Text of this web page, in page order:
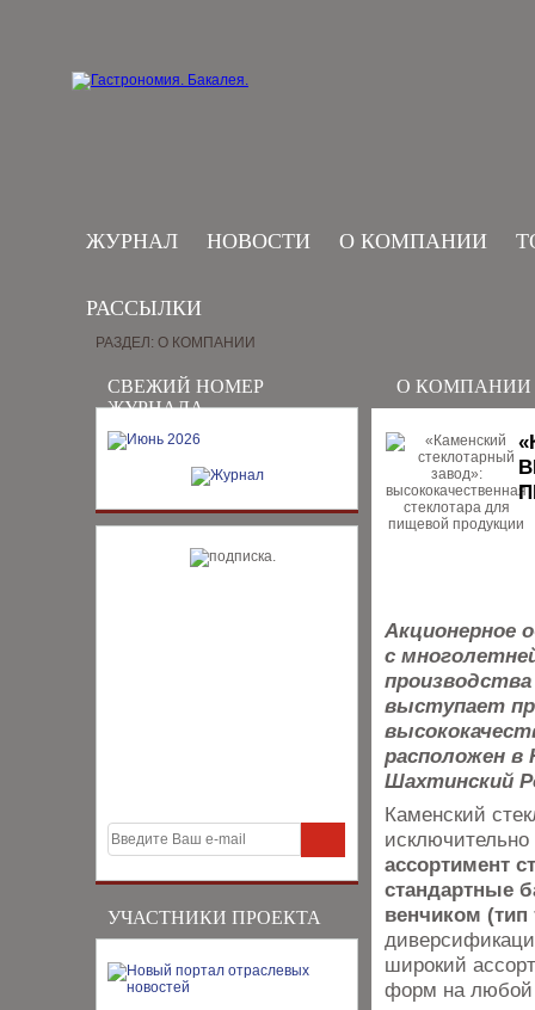
ЖУРНАЛ НОВОСТИ О КОМПАНИИ
РАССЫЛКИ
СВЕЖИЙ НОМЕР
ЖУРНАЛА
УЧАСТНИКИ ПРОЕКТА
РАЗДЕЛ: О КОМПАНИИ
О КОМПАНИИ
Акционерное
с
выступает
расположен в
Шахтинский
Каменский
ассортимент
стандартные
венчиком
широкий
форм на любой